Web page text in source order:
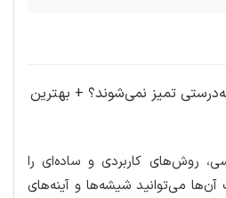
روش‌های کاربردی و ساده‌ای را
می‌توانید شیشه‌ها و آینه‌های